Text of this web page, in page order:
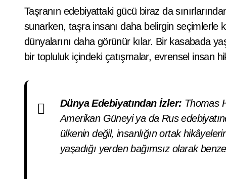
Taşranın edebiyattaki gücü biraz da
sunarken, taşra insanı daha belirgin seçimlerle
dünyalarını daha görünür kılar. Bir kasabada
bir topluluk içindeki çatışmalar, evrensel insan
Dünya Edebiyatından İzler: Thomas
Amerikan Güneyi ya da Rus
ülkenin değil, insanlığın ortak
yaşadığı yerden bağımsız olarak